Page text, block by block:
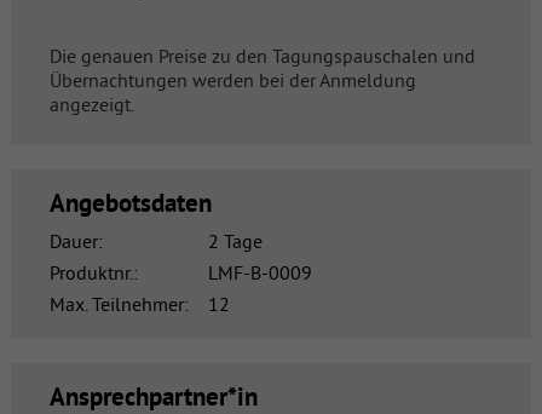
Die genauen Preise zu den Tagungspauschalen und
Übernachtungen werden bei der Anmeldung
angezeigt.
Angebotsdaten
Dauer:
2 Tage
Produktnr.:
LMF-B-0009
Max. Teilnehmer:
12
Ansprechpartner*in